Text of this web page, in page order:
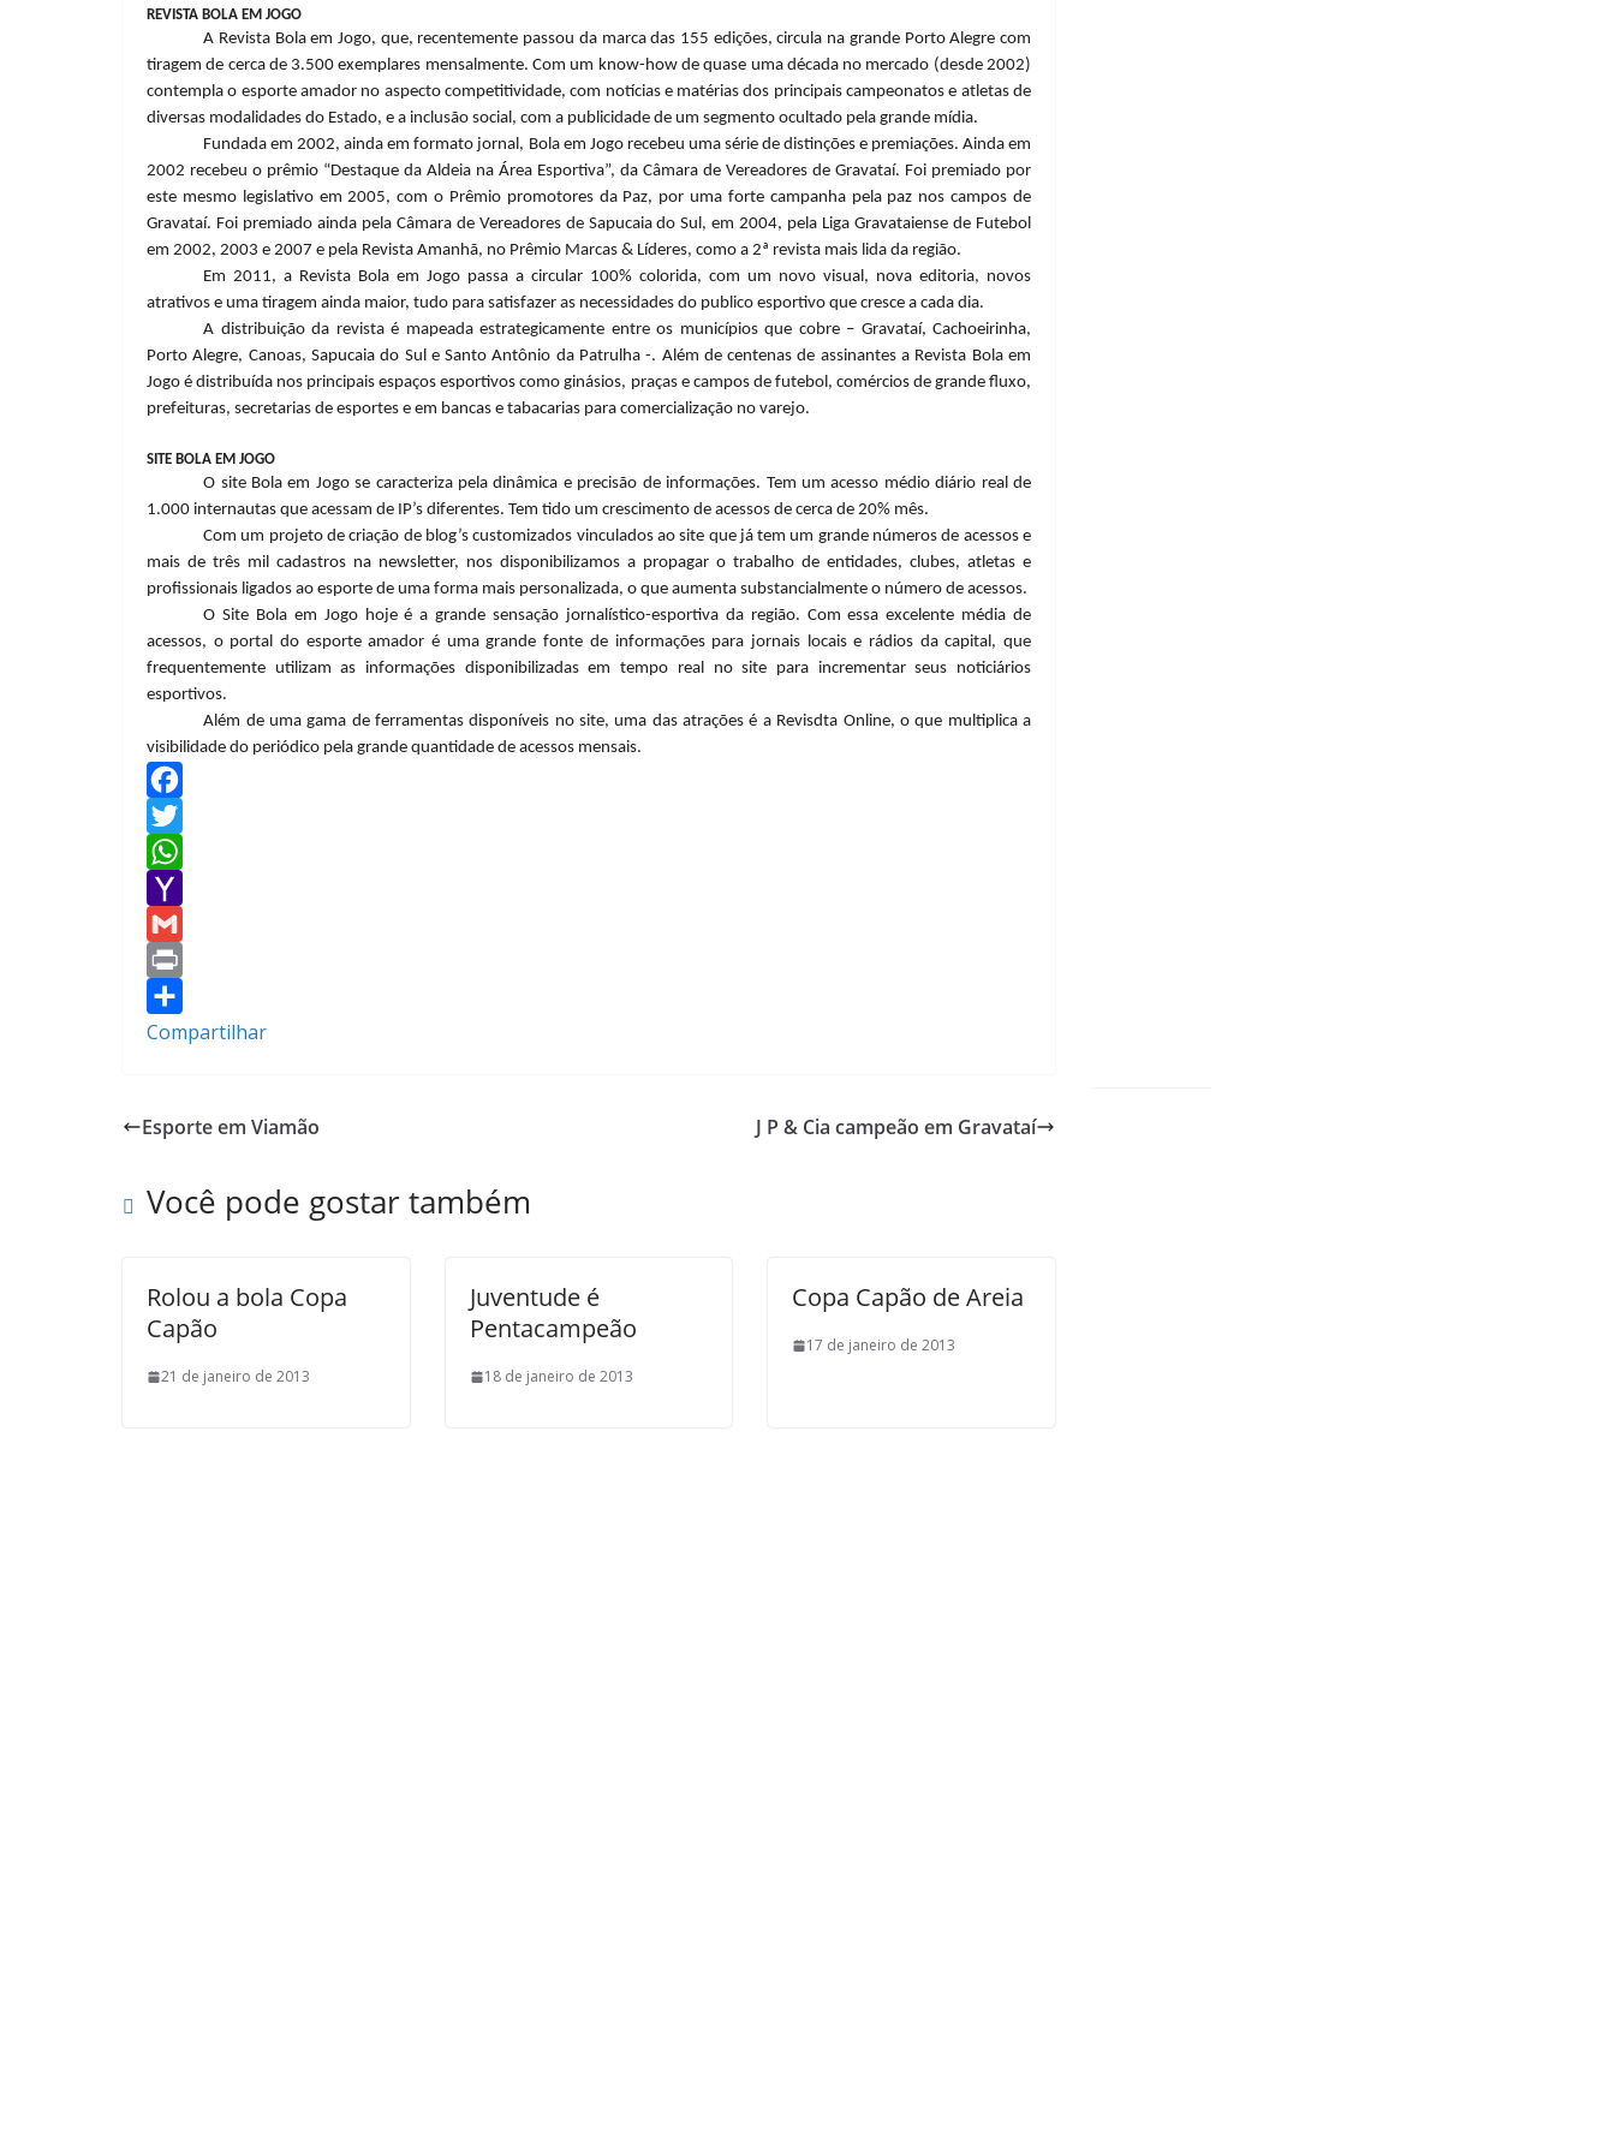
REVISTA BOLA EM JOGO
A Revista Bola em Jogo, que, recentemente passou da marca das 155 edições, circula na grande Porto Alegre com
tiragem de cerca de 3.500 exemplares mensalmente. Com um know-how de quase uma década no mercado (desde 2002)
contempla o esporte amador no aspecto competitividade, com notícias e matérias dos principais campeonatos e atletas de
diversas modalidades do Estado, e a inclusão social, com a publicidade de um segmento ocultado pela grande mídia.
Fundada em 2002, ainda em formato jornal, Bola em Jogo recebeu uma série de distinções e premiações. Ainda em
2002 recebeu o prêmio “Destaque da Aldeia na Área Esportiva”, da Câmara de Vereadores de Gravataí. Foi premiado por
este mesmo legislativo em 2005, com o Prêmio promotores da Paz, por uma forte campanha pela paz nos campos de
Gravataí. Foi premiado ainda pela Câmara de Vereadores de Sapucaia do Sul, em 2004, pela Liga Gravataiense de Futebol
em 2002, 2003 e 2007 e pela Revista Amanhã, no Prêmio Marcas & Líderes, como a 2ª revista mais lida da região.
Em 2011, a Revista Bola em Jogo passa a circular 100% colorida, com um novo visual, nova editoria, novos
atrativos e uma tiragem ainda maior, tudo para satisfazer as necessidades do publico esportivo que cresce a cada dia.
A distribuição da revista é mapeada estrategicamente entre os municípios que cobre – Gravataí, Cachoeirinha,
Porto Alegre, Canoas, Sapucaia do Sul e Santo Antônio da Patrulha -. Além de centenas de assinantes a Revista Bola em
Jogo é distribuída nos principais espaços esportivos como ginásios, praças e campos de futebol, comércios de grande fluxo,
prefeituras, secretarias de esportes e em bancas e tabacarias para comercialização no varejo.
SITE BOLA EM JOGO
O site Bola em Jogo se caracteriza pela dinâmica e precisão de informações. Tem um acesso médio diário real de
1.000 internautas que acessam de IP’s diferentes. Tem tido um crescimento de acessos de cerca de 20% mês.
Com um projeto de criação de blog’s customizados vinculados ao site que já tem um grande números de acessos e
mais de três mil cadastros na newsletter, nos disponibilizamos a propagar o trabalho de entidades, clubes, atletas e
profissionais ligados ao esporte de uma forma mais personalizada, o que aumenta substancialmente o número de acessos.
O Site Bola em Jogo hoje é a grande sensação jornalístico-esportiva da região. Com essa excelente média de
acessos, o portal do esporte amador é uma grande fonte de informações para jornais locais e rádios da capital, que
frequentemente utilizam as informações disponibilizadas em tempo real no site para incrementar seus noticiários
esportivos.
Além de uma gama de ferramentas disponíveis no site, uma das atrações é a Revisdta Online, o que multiplica a
visibilidade do periódico pela grande quantidade de acessos mensais.
F
a
e
b
o
o
T
w
t
e
W
h
a
s
p
Y
a
h
o
a
l
G
m
a
P
r
t
Compartilhar
Esporte em Viamão J P & Cia campeão em Gravataí
Você pode gostar também
Rolou a bola Copa
Capão
21 de janeiro de 2013
Juventude é
Pentacampeão
18 de janeiro de 2013
Copa Capão de Areia
17 de janeiro de 2013